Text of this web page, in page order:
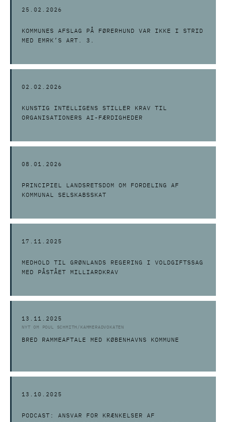
25.02.2026
KOMMUNES AFSLAG PÅ FØRERHUND VAR IKKE I STRID
MED EMRK’S ART. 3.
02.02.2026
KUNSTIG INTELLIGENS STILLER KRAV TIL
ORGANISATIONERS AI-FÆRDIGHEDER
08.01.2026
PRINCIPIEL LANDSRETSDOM OM FORDELING AF
KOMMUNAL SELSKABSSKAT
17.11.2025
MEDHOLD TIL GRØNLANDS REGERING I VOLDGIFTSSAG
MED PÅSTÅET MILLIARDKRAV
13.11.2025
NYT OM POUL SCHMITH/KAMMERADVOKATEN
BRED RAMMEAFTALE MED KØBENHAVNS KOMMUNE
13.10.2025
PODCAST: ANSVAR FOR KRÆNKELSER AF